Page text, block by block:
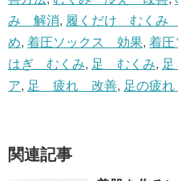
み 解消, 履くだけ むくみ
め, 着圧ソックス 効果, 着
はぎ むくみ, 足 むくみ,
ア, 足 疲れ 改善, 足の疲
関連記事